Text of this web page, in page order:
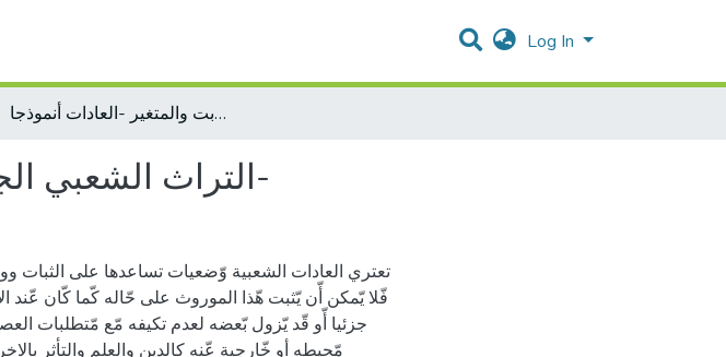
Log In
التراث الشعبي الجزائري بين الثابت والمتغير -العادات أنموذجا-
التراث الشعبي الجزائري بين الثابت والمتغير -العادات أنموذجا-
تعتري العادات الشعبية وّضعيات تساعدها على الثبات
فّلا يّمكن أّن يّثبت هّذا الموروث على حّاله كّما كّان عّند
جزئيا أّو قّد يّزول بّعضه لعدم تكيفه مّع مّتطلبات
مّحيطه أو خّارجية عّنه كالدين والعلم والتأثر